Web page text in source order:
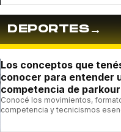
DEPORTES→
Los conceptos que
conocer para entender
competencia de parkour
Conocé los movimientos,
competencia y tecnicismos